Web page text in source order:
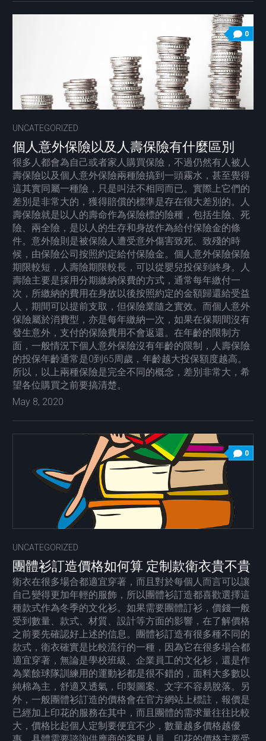
0
UNCATEGORIZED
個人意外保險以及人壽保險有什麼區別
很多人都會為自己或者家人購買保險，不過仍然有人被人
壽保險以及個人意外保險兩種險搞到一頭霧水，甚至覺得
這其實同屬一種險，只是叫法不相同而已。實際上它們的
差別是非常大的，獲得賠償的標準是存在很大差別的。人
壽保險就是以人的壽命作為保險標的險種，包括生險、死
險、兩全險，是以人的生存和身故作為給付保險金的條
件。意外險則是被保險人遭受意外傷害致死、致殘的時
候，由保險公司按照約定給付保險金。個人意外保險保險
期限較短，人壽險期限較長，可以從嬰兒投保到終身。人
壽險主要是採用分期繳納保費的方式，通常每年繳付一
次，所繳納的費用在身故以後按照約定的金額歸還給受益
人，期間可以提前支取，但保險業隨之實效。而個人意外
保險屬於消費型，亦是每年繳納一次，如果在保期間沒有
發生意外，支付的保險費用不會返還。在年齡的限制方
面，一般情況下個人意外保險沒有年齡的限制，人壽保險
的投保年齡通常是0到65周歲，年齡越大投保額度越高。
所以，以上兩種保險是完全不同的概念，差別非常大，希
望各位購買之前要搞清楚。
May 8, 2020
0
UNCATEGORIZED
團體衫訂造價格如何算 定制款衛衣貴不貴
衛衣在很多場合都適宜穿著，而且對於每個人而言可以讓
自己變得更加年輕的服飾，所以團體衫訂造都喜歡選擇這
種款式作為冬季的文化衫。如果需要團體訂衫，價錢一般
受到數量、款式、材質、設計等方面的影響，在了解價格
之前要先確認好上述的信息。團體衫訂造有很多種不同的
款式，衛衣確實是比較流行的一種，因為它在很多場合都
適宜穿著，無論是學校班級、企業員工的文化衫，還是作
為業餘球隊訓練用的運動衫都是很不錯的，面料大多數以
純棉為主，舒適又透氣，印製圖案、文字不容易脫落。另
外，一般團體衫訂造的價格會在官方網站上標註，報價是
已經加上印花的服務在其中，而且團體的需求量往往比較
大，價格比起個人定制要便宜不少，數量越多價格越優